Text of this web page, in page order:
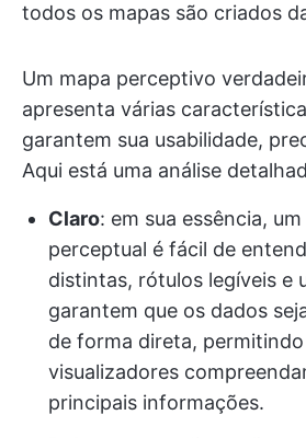
todos os mapas são criados
Um mapa perceptivo
apresenta várias
garantem sua usabilidade,
Aqui está uma análise
Claro: em sua essência,
perceptual é fácil de
distintas, rótulos legíveis e
garantem que os dados
de forma direta,
visualizadores
principais informações.